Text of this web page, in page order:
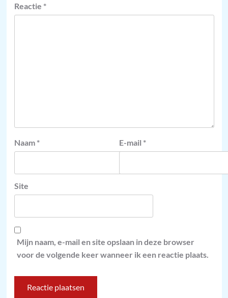
Reactie *
Naam * E-mail *
Site
Mijn naam, e-mail en site opslaan in deze browser
voor de volgende keer wanneer ik een reactie plaats.